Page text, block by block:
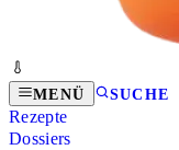
MENÜ SUCHE
Rezepte
Dossiers